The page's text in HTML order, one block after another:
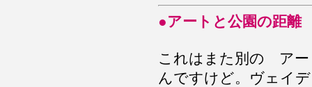
●アートと公園の距離
これはまた別の アー
んですけど。ヴェイ